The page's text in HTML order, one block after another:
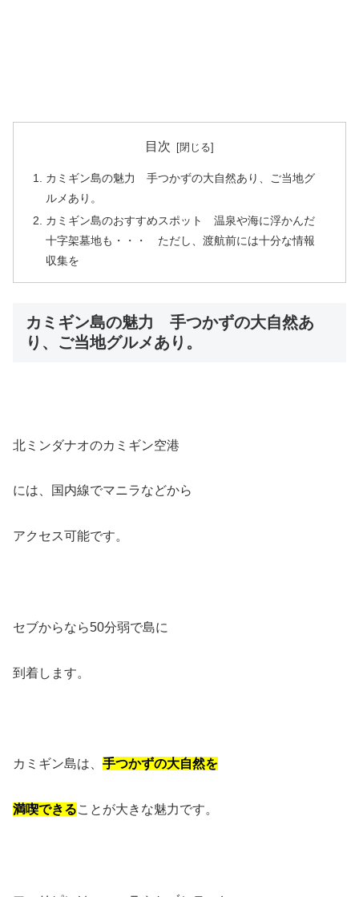
目次
カミギン島の魅力 手つかずの大自然あり、ご当地グ
ルメあり。
カミギン島のおすすめスポット 温泉や海に浮かんだ
十字架墓地も・・・ ただし、渡航前には十分な情報
収集を
カミギン島の魅力 手つかずの大自然あ
り、ご当地グルメあり。
北ミンダナオのカミギン空港
には、国内線でマニラなどから
アクセス可能です。
セブからなら50分弱で島に
到着します。
カミギン島は、 手つかずの大自然を
満喫できることが大きな魅力です。